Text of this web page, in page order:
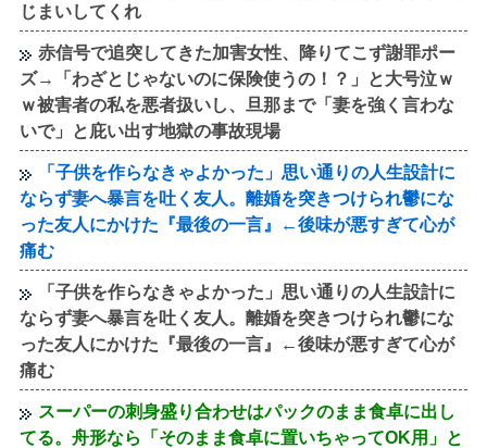
じまいしてくれ
赤信号で追突してきた加害女性、降りてこず謝罪ポー
ズ→「わざとじゃないのに保険使うの！？」と大号泣ｗ
ｗ被害者の私を悪者扱いし、旦那まで「妻を強く言わな
いで」と庇い出す地獄の事故現場
「子供を作らなきゃよかった」思い通りの人生設計に
ならず妻へ暴言を吐く友人。離婚を突きつけられ鬱にな
った友人にかけた『最後の一言』←後味が悪すぎて心が
痛む
「子供を作らなきゃよかった」思い通りの人生設計に
ならず妻へ暴言を吐く友人。離婚を突きつけられ鬱にな
った友人にかけた『最後の一言』←後味が悪すぎて心が
痛む
スーパーの刺身盛り合わせはパックのまま食卓に出し
てる。舟形なら「そのまま食卓に置いちゃってOK用」と